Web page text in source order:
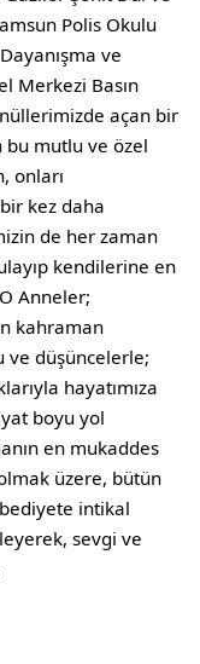
Polis Okulu
ve
Merkezi Basın
açan bir
bu mutlu ve özel
onları
kez daha
de her zaman
kendilerine en
Anneler;
kahraman
ve düşüncelerle;
hayatımıza
boyu yol
en mukaddes
üzere, bütün
intikal
sevgi ve